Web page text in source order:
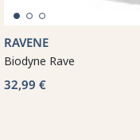
RAVENE
Biodyne Rave
32,99 €